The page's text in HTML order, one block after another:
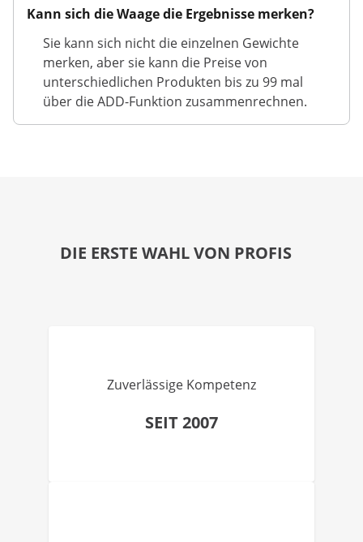
Kann sich die Waage die Ergebnisse merken?
Sie kann sich nicht die einzelnen Gewichte
merken, aber sie kann die Preise von
unterschiedlichen Produkten bis zu 99 mal
über die ADD-Funktion zusammenrechnen.
DIE ERSTE WAHL VON PROFIS
Zuverlässige Kompetenz
SEIT 2007